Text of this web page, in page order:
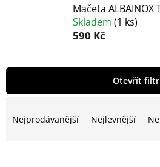
Mačeta
Skladem (1 ks)
590 Kč
Nejprodávanější Nejlevnější
Otevřít filtr
V
p